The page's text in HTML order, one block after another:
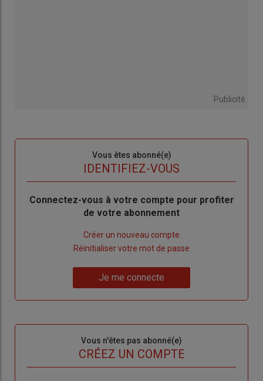
Publicité
Vous êtes abonné(e)
IDENTIFIEZ-VOUS
Body
Connectez-vous à votre compte pour profiter
de votre abonnement
Créer un nouveau compte
de
Réinitialiser votre mot de passe
me
Je me connecte
Vous n'êtes pas abonné(e)
CRÉEZ UN COMPTE